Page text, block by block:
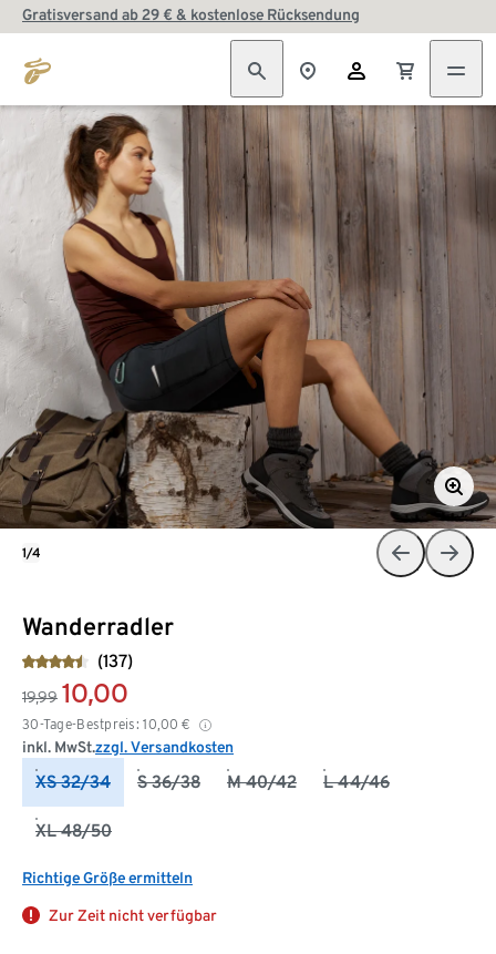
Gratisversand ab 29 € & kostenlose Rücksendung
Wanderradler
(137)
19,99 10,00
30-Tage-Bestpreis: 10,00 €
inkl. MwSt.zzgl. Versandkosten
XS 32/34 S 36/38 M 40/42 L 44/46
XL 48/50
Richtige Größe ermitteln
Zur Zeit nicht verfügbar
1/4